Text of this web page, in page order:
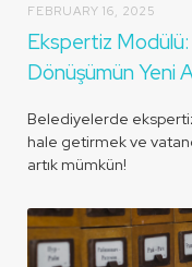
FEBRUARY 16, 2025
Ekspertiz
Dönüşümün Yeni
Belediyelerde
hale getirmek ve
artık mümkün!